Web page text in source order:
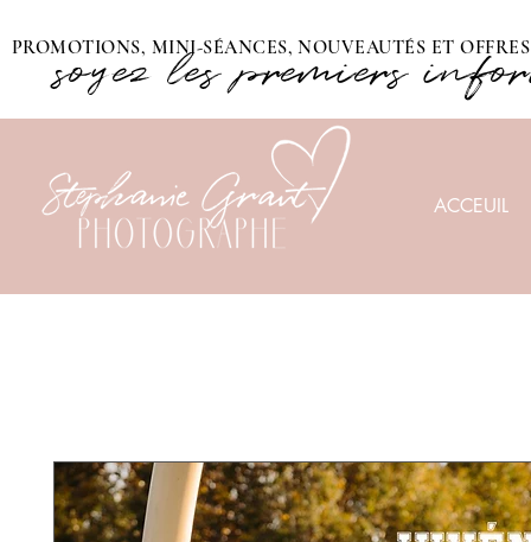
PROMOTIONS, MINI-SÉANCES, NOUVEAUTÉS ET
soyez les premiers
ACCEUIL